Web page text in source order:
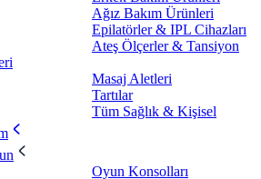
Ağız Bakım Ürünleri
Epilatörler & IPL Cihazları
Ateş Ölçerler & Tansiyon
Masaj Aletleri
Tartılar
Tüm Sağlık & Kişisel
Oyun Konsolları